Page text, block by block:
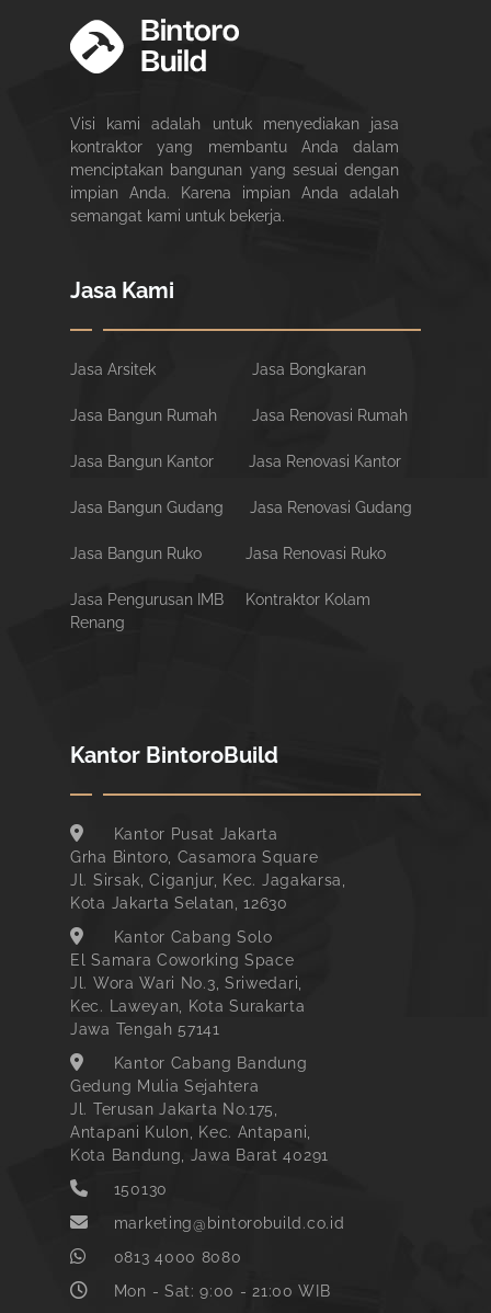
Visi kami adalah untuk menyediakan jasa
kontraktor yang membantu Anda dalam
menciptakan bangunan yang sesuai dengan
impian Anda. Karena impian Anda adalah
semangat kami untuk bekerja.
Jasa Kami
Jasa Arsitek Jasa Bongkaran
Jasa Bangun Rumah Jasa Renovasi Rumah
Jasa Bangun Kantor Jasa Renovasi Kantor
Jasa Bangun Gudang Jasa Renovasi Gudang
Jasa Bangun Ruko Jasa Renovasi Ruko
Jasa Pengurusan IMB
Kontraktor Kolam
Renang
Kantor BintoroBuild
Kantor Pusat Jakarta
Grha Bintoro, Casamora Square
Jl. Sirsak, Ciganjur, Kec. Jagakarsa,
Kota Jakarta Selatan, 12630
Kantor Cabang Solo
El Samara Coworking Space
Jl. Wora Wari No.3, Sriwedari,
Kec. Laweyan, Kota Surakarta
Jawa Tengah 57141
Kantor Cabang Bandung
Gedung Mulia Sejahtera
Jl. Terusan Jakarta No.175,
Antapani Kulon, Kec. Antapani,
Kota Bandung, Jawa Barat 40291
150130
marketing@bintorobuild.co.id
0813 4000 8080
Mon - Sat: 9:00 - 21:00 WIB